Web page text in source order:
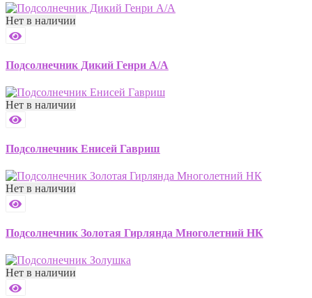
Нет в наличии
Подсолнечник Дикий Генри А/А
Нет в наличии
Подсолнечник Енисей Гавриш
Нет в наличии
Подсолнечник Золотая Гирлянда Многолетний НК
Нет в наличии